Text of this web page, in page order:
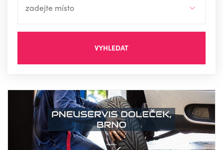
VYHLEDAT